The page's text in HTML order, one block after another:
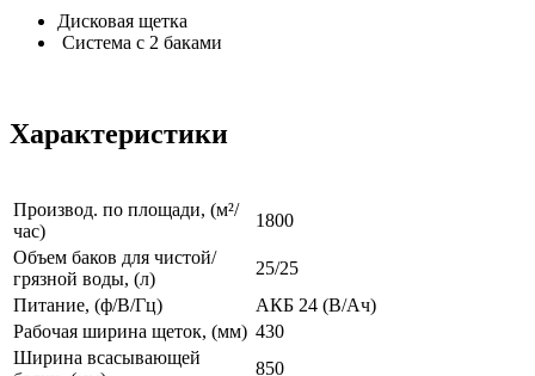
Дисковая щетка
Система с 2 баками
Характеристики
Производ. по площади, (м²/
час)
1800
Объем баков для чистой/
грязной воды, (л)
25/25
Питание, (ф/В/Гц)
АКБ 24 (В/Ач)
Рабочая ширина щеток, (мм) 430
Ширина всасывающей
850